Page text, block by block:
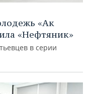
«Ак
«Нефтяник»
в серии